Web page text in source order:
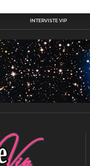
INTERVISTE VIP